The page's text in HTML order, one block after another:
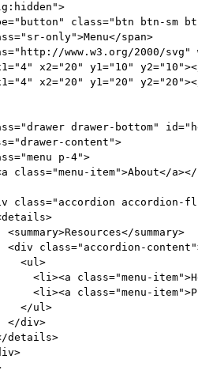
>
="button" class="btn btn-sm
="sr-only">Menu</span>
="http://www.w3.org/2000/svg"
="4" x2="20" y1="10" y2="10"
="4" x2="20" y1="20" y2="20"
="drawer drawer-bottom" id=
="drawer-content">
="menu p-4">
a class="menu-item">About</a></
class="accordion accordion-
details>
<summary>Resources</summary>
<div class="accordion-content"
<ul>
<li><a class="menu-item">
<li><a class="menu-item">
</ul>
</div>
details>
>